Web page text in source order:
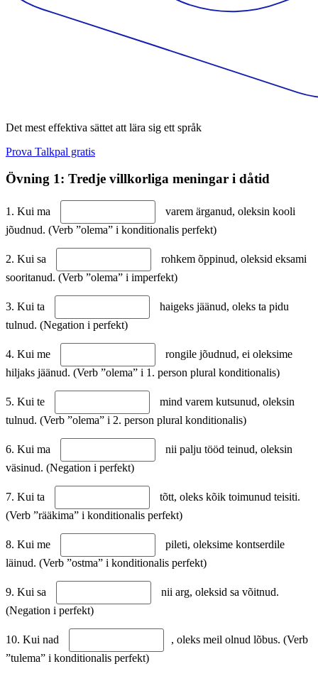
Det mest effektiva sättet att lära sig ett språk
Prova Talkpal gratis
Övning 1: Tredje villkorliga meningar i dåtid
1. Kui ma
varem ärganud, oleksin kooli
jõudnud. (Verb ”olema” i konditionalis perfekt)
2. Kui sa
rohkem õppinud, oleksid eksami
sooritanud. (Verb ”olema” i imperfekt)
3. Kui ta
haigeks jäänud, oleks ta pidu
tulnud. (Negation i perfekt)
4. Kui me
rongile jõudnud, ei oleksime
hiljaks jäänud. (Verb ”olema” i 1. person plural konditionalis)
5. Kui te
mind varem kutsunud, oleksin
tulnud. (Verb ”olema” i 2. person plural konditionalis)
6. Kui ma
nii palju tööd teinud, oleksin
väsinud. (Negation i perfekt)
7. Kui ta
tõtt, oleks kõik toimunud teisiti.
(Verb ”rääkima” i konditionalis perfekt)
8. Kui me
pileti, oleksime kontserdile
läinud. (Verb ”ostma” i konditionalis perfekt)
9. Kui sa
nii arg, oleksid sa võitnud.
(Negation i perfekt)
10. Kui nad
, oleks meil olnud lõbus. (Verb
”tulema” i konditionalis perfekt)